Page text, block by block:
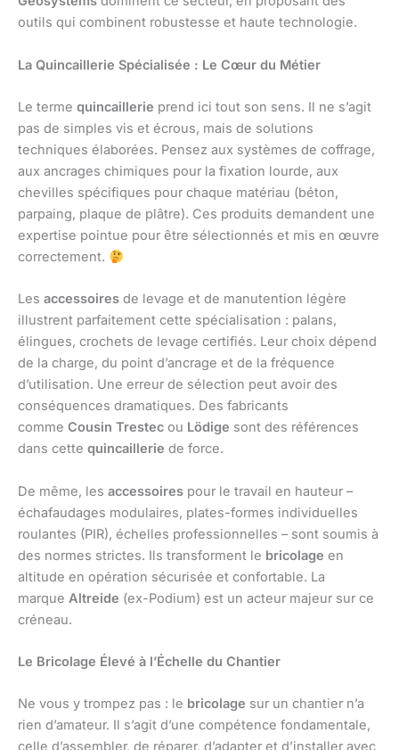
outils qui combinent robustesse et haute technologie.
La Quincaillerie Spécialisée : Le Cœur du Métier
Le terme quincaillerie prend ici tout son sens. Il ne s’agit
pas de simples vis et écrous, mais de solutions
techniques élaborées. Pensez aux systèmes de coffrage,
aux ancrages chimiques pour la fixation lourde, aux
chevilles spécifiques pour chaque matériau (béton,
parpaing, plaque de plâtre). Ces produits demandent une
expertise pointue pour être sélectionnés et mis en œuvre
correctement.
Les accessoires de levage et de manutention légère
illustrent parfaitement cette spécialisation : palans,
élingues, crochets de levage certifiés. Leur choix dépend
de la charge, du point d’ancrage et de la fréquence
d’utilisation. Une erreur de sélection peut avoir des
conséquences dramatiques. Des fabricants
comme Cousin Trestec ou Lödige sont des références
dans cette quincaillerie de force.
De même, les accessoires pour le travail en hauteur –
échafaudages modulaires, plates-formes individuelles
roulantes (PIR), échelles professionnelles – sont soumis à
des normes strictes. Ils transforment le bricolage en
altitude en opération sécurisée et confortable. La
marque Altreide (ex-Podium) est un acteur majeur sur ce
créneau.
Le Bricolage Élevé à l’Échelle du Chantier
Ne vous y trompez pas : le bricolage sur un chantier n’a
rien d’amateur. Il s’agit d’une compétence fondamentale,